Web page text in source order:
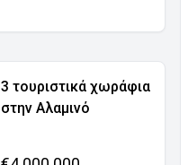
3 τουριστικά χωράφια
στην Αλαμινό